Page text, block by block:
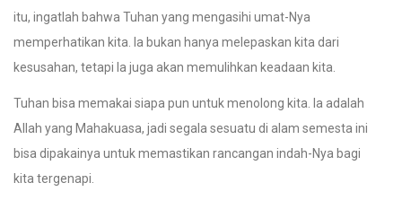
itu, ingatlah bahwa Tuhan yang mengasihi umat-Nya
memperhatikan kita. Ia bukan hanya melepaskan kita dari
kesusahan, tetapi Ia juga akan memulihkan keadaan kita.
Tuhan bisa memakai siapa pun untuk menolong kita. Ia adalah
Allah yang Mahakuasa, jadi segala sesuatu di alam semesta ini
bisa dipakainya untuk memastikan rancangan indah-Nya bagi
kita tergenapi.